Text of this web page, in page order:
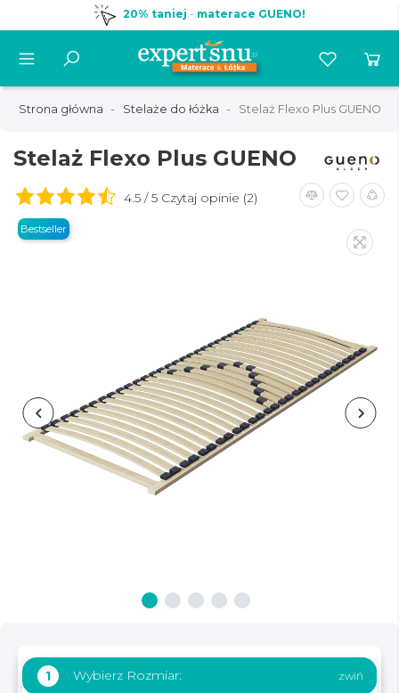
20% taniej - materace GUENO!
Strona główna Stelaże do łóżka Stelaż Flexo Plus GUENO
Stelaż Flexo Plus GUENO
4.5 / 5 Czytaj opinie (2)
Bestseller
1 Wybierz Rozmiar: